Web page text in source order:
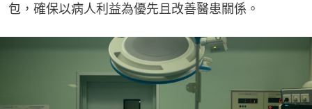
包，確保以病人利益為優先且改善醫患關係。